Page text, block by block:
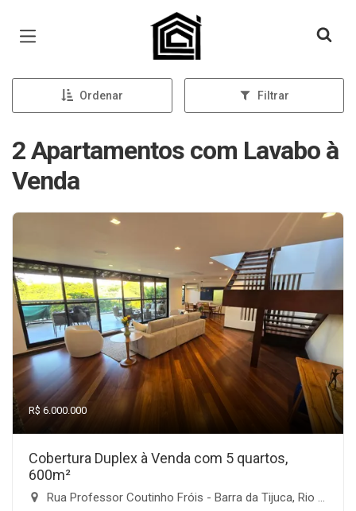
Página inicial
Ordenar Filtrar
2 Apartamentos com Lavabo à
Venda
R$ 6.000.000
Cobertura Duplex à Venda com 5 quartos,
600m²
Rua Professor Coutinho Fróis - Barra da Tijuca, Rio de Janeiro-RJ